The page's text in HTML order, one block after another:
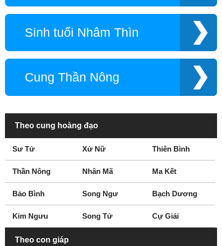
Sinh tuổi Nhâm Thìn
Cung Thần Nông
Theo cung hoàng đạo
Sư Tử Xử Nữ Thiên Bình
Thần Nông Nhân Mã Ma Kết
Bảo Bình Song Ngư Bạch Dương
Kim Ngưu Song Tử Cự Giải
Theo con giáp